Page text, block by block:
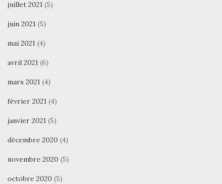
juillet 2021 (5)
juin 2021 (5)
mai 2021 (4)
avril 2021 (6)
mars 2021 (4)
février 2021 (4)
janvier 2021 (5)
décembre 2020 (4)
novembre 2020 (5)
octobre 2020 (5)